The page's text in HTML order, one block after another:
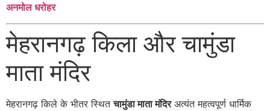
अनमोल धरोहर
मेहरानगढ़ किला और चामुंडा
माता मंदिर
मेहरानगढ़ किले के भीतर स्थितचामुंडा माता मंदिरअत्यंत महत्वपूर्ण धार्मिक